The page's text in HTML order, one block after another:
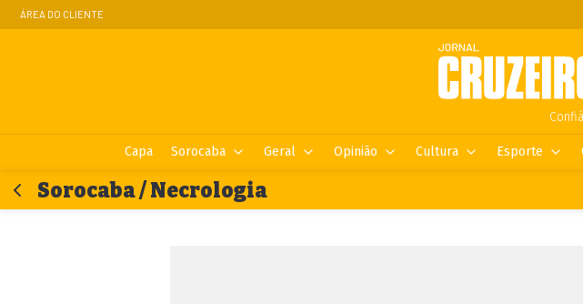
ÁREA DO CLIENTE
Capa Sorocaba Geral Opinião Cultura Esporte
Sorocaba / Necrologia